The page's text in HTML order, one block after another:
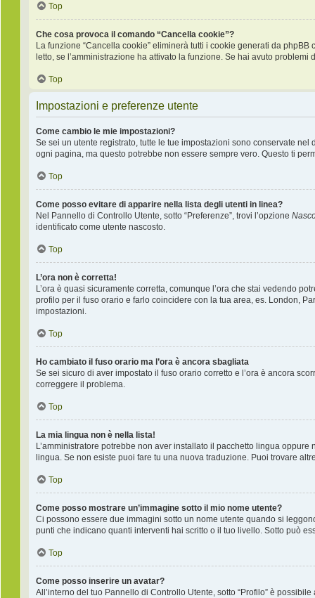
Top
Che cosa provoca il comando “Cancella cookie”?
La funzione “Cancella cookie” eliminerà tutti i cookie generati da
letto, se l’amministrazione ha attivato la funzione. Se hai avuto
Top
Impostazioni e preferenze utente
Come cambio le mie impostazioni?
Se sei un utente registrato, tutte le tue impostazioni sono conservate
ogni pagina, ma questo potrebbe non essere sempre vero. Questo ti
Top
Come posso evitare di apparire nella lista degli utenti in linea?
Nel Pannello di Controllo Utente, sotto “Preferenze”, trovi l’opzione
identificato come utente nascosto.
Top
L’ora non è corretta!
L’ora è quasi sicuramente corretta, comunque l’ora che stai vedendo
profilo per il fuso orario e farlo coincidere con la tua area, es. London,
impostazioni.
Top
Ho cambiato il fuso orario ma l’ora è ancora sbagliata
Se sei sicuro di aver impostato il fuso orario corretto e l’ora è ancora
correggere il problema.
Top
La mia lingua non è nella lista!
L’amministratore potrebbe non aver installato il pacchetto lingua
lingua. Se non esiste puoi fare tu una nuova traduzione. Puoi trovare
Top
Come posso mostrare un’immagine sotto il mio nome utente?
Ci possono essere due immagini sotto un nome utente quando si
punti che indicano quanti interventi hai scritto o il tuo livello. Sotto può
Top
Come posso inserire un avatar?
All’interno del tuo Pannello di Controllo Utente, sotto “Profilo” è